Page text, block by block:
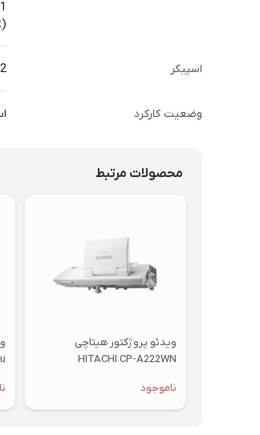
اسپیکر 2 وات مونو
وضعیت کارکرد
محصولات مرتبط
ویدئو پروژکتور هیتاچی
HITACHI CP-A222WN
ناموجود